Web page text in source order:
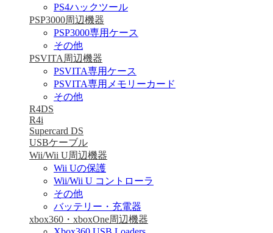
PS4ハックツール
PSP3000周辺機器
PSP3000専用ケース
その他
PSVITA周辺機器
PSVITA専用ケース
PSVITA専用メモリーカード
その他
R4DS
R4i
Supercard DS
USBケーブル
Wii/Wii U周辺機器
Wii Uの保護
Wii/Wii U コントローラ
その他
バッテリー・充電器
xbox360・xboxOne周辺機器